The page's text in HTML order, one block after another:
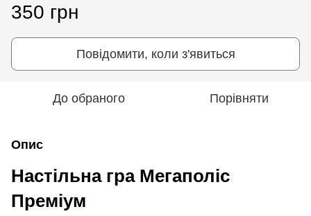
350 грн
Повідомити, коли з'явиться
До обраного Порівняти
Опис
Настільна гра Мегаполіс
Преміум